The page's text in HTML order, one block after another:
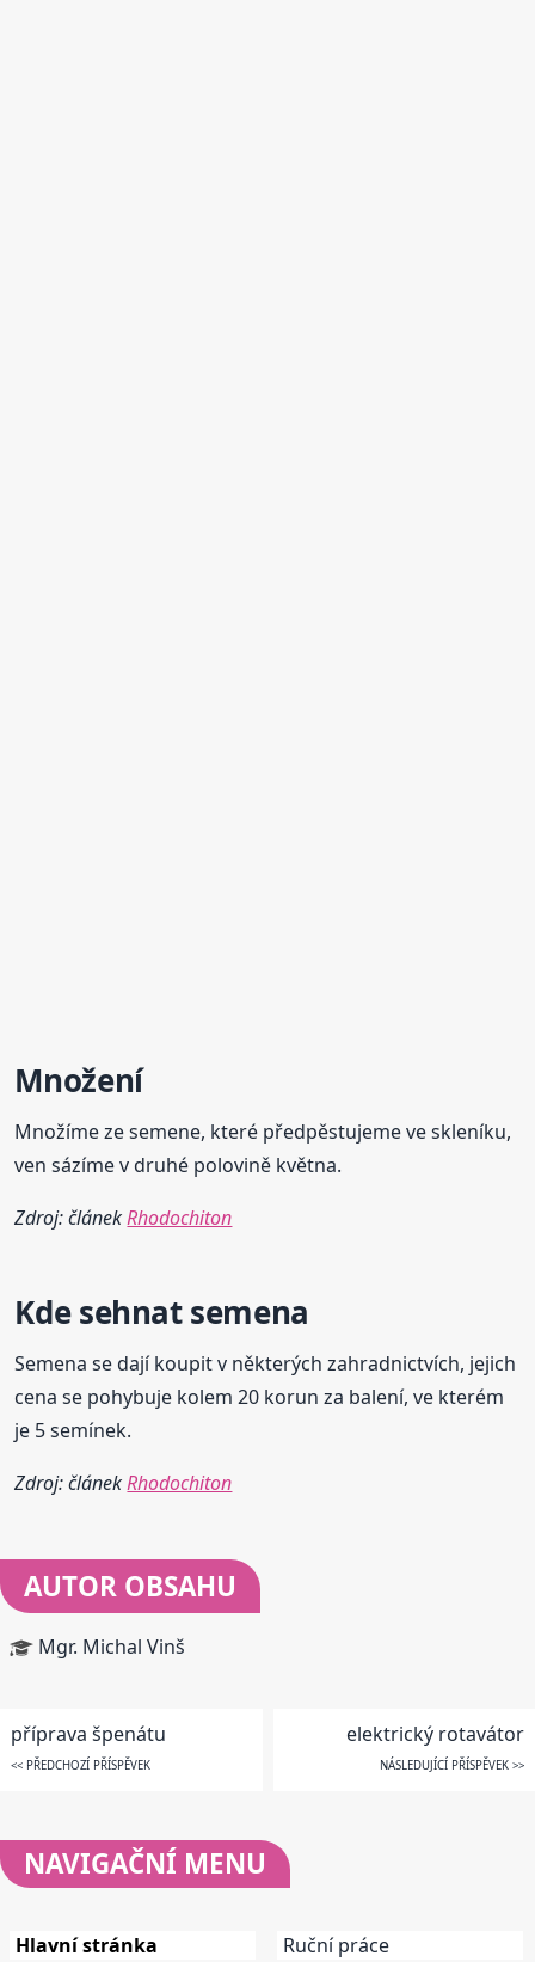
Množení
Množíme ze semene, které předpěstujeme ve skleníku,
ven sázíme v druhé polovině května.
Zdroj: článekRhodochiton
Kde sehnat semena
Semena se dají koupit v některých zahradnictvích, jejich
cena se pohybuje kolem 20 korun za balení, ve kterém
je 5 semínek.
Zdroj: článekRhodochiton
AUTOR OBSAHU
Mgr. Michal Vinš
příprava špenátu
<< PŘEDCHOZÍ PŘÍSPĚVEK
elektrický rotavátor
NÁSLEDUJÍCÍ PŘÍSPĚVEK >>
NAVIGAČNÍ MENU
Hlavní stránka Ruční práce